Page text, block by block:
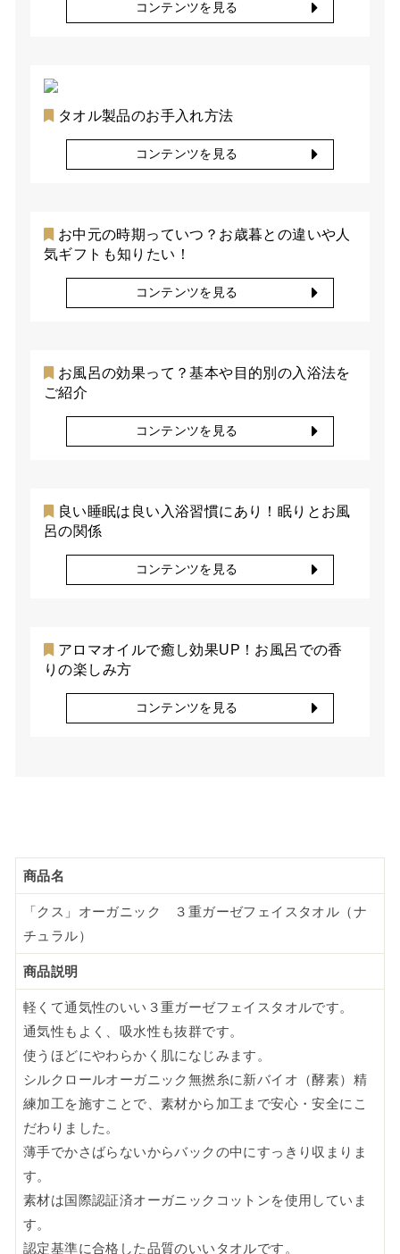
コンテンツを見る
タオル製品のお手入れ方法
コンテンツを見る
お中元の時期っていつ？お歳暮との違いや人
気ギフトも知りたい！
コンテンツを見る
お風呂の効果って？基本や目的別の入浴法を
ご紹介
コンテンツを見る
良い睡眠は良い入浴習慣にあり！眠りとお風
呂の関係
コンテンツを見る
アロマオイルで癒し効果UP！お風呂での香
りの楽しみ方
コンテンツを見る
商品名
「クス」オーガニック ３重ガーゼフェイスタオル（ナ
チュラル）
商品説明
軽くて通気性のいい３重ガーゼフェイスタオルです。
通気性もよく、吸水性も抜群です。
使うほどにやわらかく肌になじみます。
シルクロールオーガニック無撚糸に新バイオ（酵素）精
練加工を施すことで、素材から加工まで安心・安全にこ
だわりました。
薄手でかさばらないからバックの中にすっきり収まりま
す。
素材は国際認証済オーガニックコットンを使用していま
す。
認定基準に合格した品質のいいタオルです。